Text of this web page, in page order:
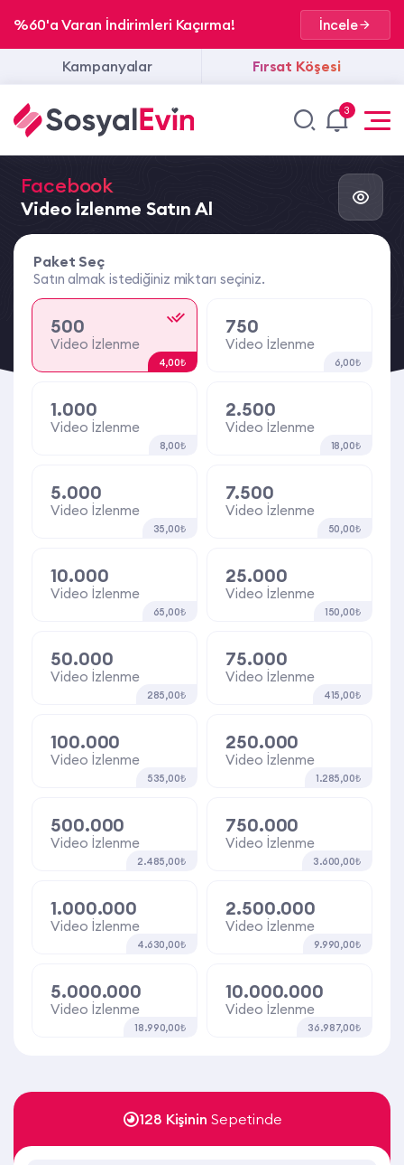
%60'a Varan İndirimleri Kaçırma! İncele
Kampanyalar Fırsat Köşesi
3
Facebook
Video İzlenme Satın Al
Paket Seç
Satın almak istediğiniz miktarı seçiniz.
500
Video İzlenme
4,00₺
750
Video İzlenme
6,00₺
1.000
Video İzlenme
8,00₺
2.500
Video İzlenme
18,00₺
5.000
Video İzlenme
35,00₺
7.500
Video İzlenme
50,00₺
10.000
Video İzlenme
65,00₺
25.000
Video İzlenme
150,00₺
50.000
Video İzlenme
285,00₺
75.000
Video İzlenme
415,00₺
100.000
Video İzlenme
535,00₺
250.000
Video İzlenme
1.285,00₺
500.000
Video İzlenme
2.485,00₺
750.000
Video İzlenme
3.600,00₺
1.000.000
Video İzlenme
4.630,00₺
2.500.000
Video İzlenme
9.990,00₺
5.000.000
Video İzlenme
18.990,00₺
10.000.000
Video İzlenme
36.987,00₺
128 Kişinin Sepetinde